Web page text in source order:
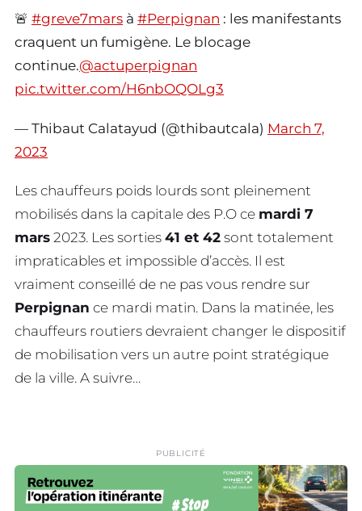
🚨 #greve7mars à #Perpignan : les manifestants
craquent un fumigène. Le blocage
continue.@actuperpignan
pic.twitter.com/H6nbOQOLg3
— Thibaut Calatayud (@thibautcala) March 7,
2023
Les chauffeurs poids lourds sont pleinement
mobilisés dans la capitale des P.O ce mardi 7
mars 2023. Les sorties 41 et 42 sont totalement
impraticables et impossible d’accès. Il est
vraiment conseillé de ne pas vous rendre sur
Perpignan ce mardi matin. Dans la matinée, les
chauffeurs routiers devraient changer le dispositif
de mobilisation vers un autre point stratégique
de la ville. A suivre…
PUBLICITÉ